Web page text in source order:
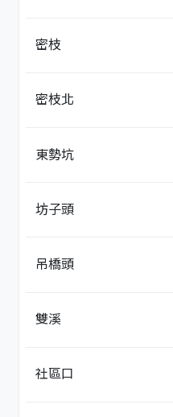
密枝
密枝北
東勢坑
坊子頭
吊橋頭
雙溪
社區口